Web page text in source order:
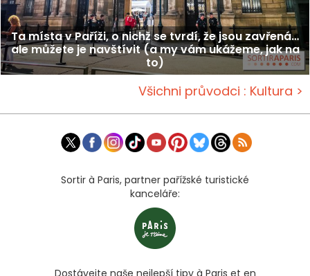
Ta místa v Paříži, o nichž se tvrdí, že jsou zavřená…
ale můžete je navštívit (a my vám ukážeme, jak na
to)
Všichni průvodci : Kultura >
Sortir à Paris, partner pařížské turistické
kanceláře: